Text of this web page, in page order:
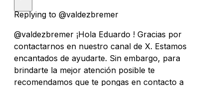
Replying to @valdezbremer
@valdezbremer ¡Hola Eduardo ! Gracias por
contactarnos en nuestro canal de X. Estamos
encantados de ayudarte. Sin embargo, para
brindarte la mejor atención posible te
recomendamos que te pongas en contacto a